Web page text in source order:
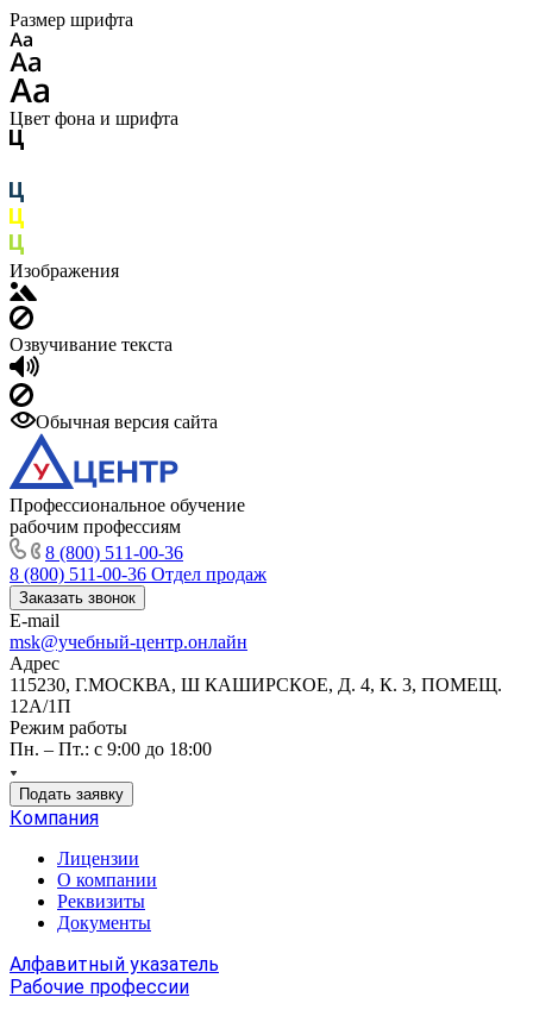
Размер шрифта
Цвет фона и шрифта
Изображения
Озвучивание текста
Обычная версия сайта
Профессиональное обучение
рабочим профессиям
8 (800) 511-00-36
8 (800) 511-00-36 Отдел продаж
Заказать звонок
E-mail
msk@учебный-центр.онлайн
Адрес
115230, Г.МОСКВА, Ш КАШИРСКОЕ, Д. 4, К. 3, ПОМЕЩ.
12А/1П
Режим работы
Пн. – Пт.: с 9:00 до 18:00
Подать заявку
Компания
Лицензии
О компании
Реквизиты
Документы
Алфавитный указатель
Рабочие профессии